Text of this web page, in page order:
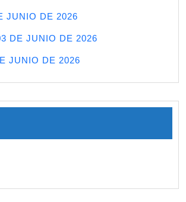
JUNIO DE 2026
DE JUNIO DE 2026
JUNIO DE 2026